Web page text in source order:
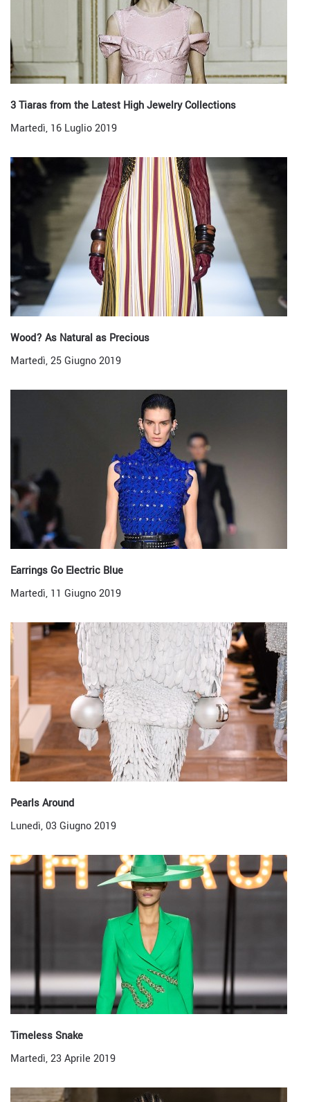
3 Tiaras from the Latest High Jewelry Collections
Martedì, 16 Luglio 2019
Wood? As Natural as Precious
Martedì, 25 Giugno 2019
Earrings Go Electric Blue
Martedì, 11 Giugno 2019
Pearls Around
Lunedì, 03 Giugno 2019
Timeless Snake
Martedì, 23 Aprile 2019